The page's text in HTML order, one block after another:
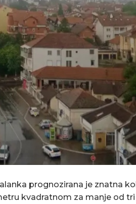
prognozirana je znatna
kvadratnom za manje od tri